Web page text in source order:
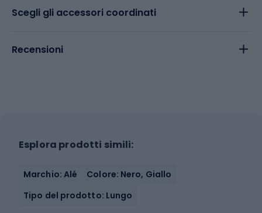
Scegli gli accessori coordinati
Recensioni
Esplora prodotti simili:
Marchio: Alé
Colore: Nero, Giallo
Tipo del prodotto: Lungo